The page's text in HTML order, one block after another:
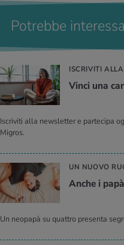
Potrebbe
ISCRIVITI
Vinci una
Iscriviti alla newsletter e partecipa
Migros.
UN NUOVO
Anche i
Un neopapà su quattro presenta